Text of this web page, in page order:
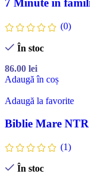
7 Minute în
(0)
În stoc
86.00 lei
Adaugă în coș
Adaugă la favorite
Biblie Mare
(1)
În stoc